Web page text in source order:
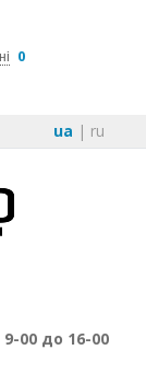
0
ua | ru
00 до 16-00